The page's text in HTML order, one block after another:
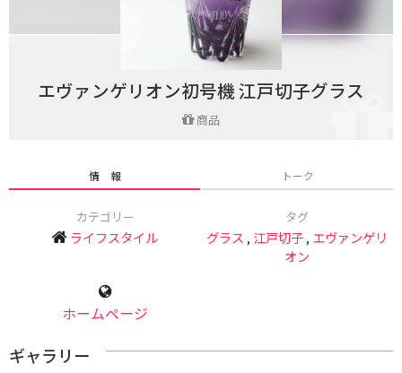
エヴァンゲリオン初号機 江戸切子グラス
商品
情 報 トーク
カテゴリー
ライフスタイル
タグ
グラス , 江戸切子, エヴァンゲリ
オン
ホームページ
ギャラリー